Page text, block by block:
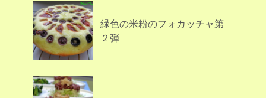
緑色の米粉のフォカッチャ第
２弾